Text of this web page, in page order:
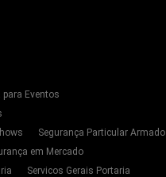
para Eventos
Segurança Particular Armado
em Mercado
Servicos Gerais Portaria